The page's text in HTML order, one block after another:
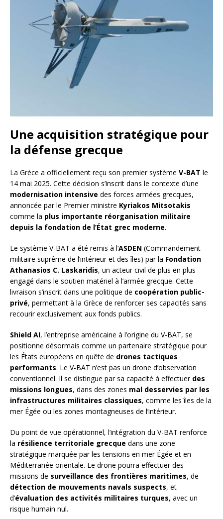
Une acquisition stratégique pour
la défense grecque
La Grèce a officiellement reçu son premier système V-BAT le
14 mai 2025. Cette décision s’inscrit dans le contexte d’une
modernisation intensive des forces armées grecques,
annoncée par le Premier ministre Kyriakos Mitsotakis
comme la plus importante réorganisation militaire
depuis la fondation de l’État grec moderne.
Le système V-BAT a été remis à l’ASDEN (Commandement
militaire suprême de l’intérieur et des îles) par la Fondation
Athanasios C. Laskaridis, un acteur civil de plus en plus
engagé dans le soutien matériel à l’armée grecque. Cette
livraison s’inscrit dans une politique de coopération public-
privé, permettant à la Grèce de renforcer ses capacités sans
recourir exclusivement aux fonds publics.
Shield AI, l’entreprise américaine à l’origine du V-BAT, se
positionne désormais comme un partenaire stratégique pour
les États européens en quête de drones tactiques
performants. Le V-BAT n’est pas un drone d’observation
conventionnel. Il se distingue par sa capacité à effectuer des
missions longues, dans des zones mal desservies par les
infrastructures militaires classiques, comme les îles de la
mer Égée ou les zones montagneuses de l’intérieur.
Du point de vue opérationnel, l’intégration du V-BAT renforce
la résilience territoriale grecque dans une zone
stratégique marquée par les tensions en mer Égée et en
Méditerranée orientale. Le drone pourra effectuer des
missions de surveillance des frontières maritimes, de
détection de mouvements navals suspects, et
d’évaluation des activités militaires turques, avec un
risque humain nul.